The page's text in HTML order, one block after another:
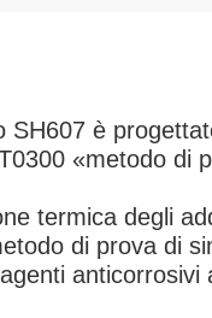
è
«metodo di
termica degli
di prova di
anticorrosivi